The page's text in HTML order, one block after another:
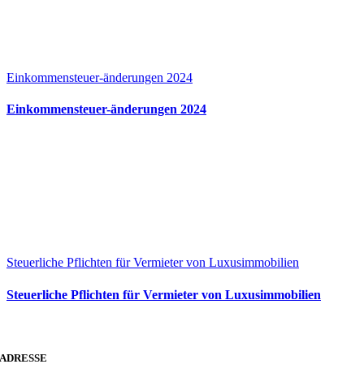
Einkommensteuer-änderungen 2024
Einkommensteuer-änderungen 2024
Steuerliche Pflichten für Vermieter von Luxusimmobilien
Steuerliche Pflichten für Vermieter von Luxusimmobilien
ADRESSE